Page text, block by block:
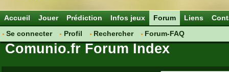
Accueil Jouer Prédiction Infos jeux
Forum
Se connecter
Profil Rechercher Forum-FAQ
Liens
Comunio.fr Forum Index